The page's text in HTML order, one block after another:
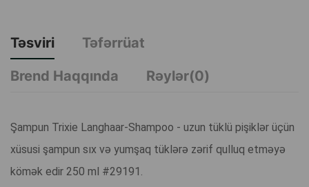
Təsviri
Təfərrüat
Brend Haqqında
Rəylər(0)
Şampun Trixie Langhaar-Shampoo - uzun tüklü pişiklər üçün
xüsusi şampun sıx və yumşaq tüklərə zərif qulluq etməyə
kömək edir 250 ml #29191.